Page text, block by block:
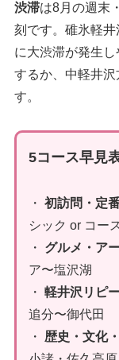
渋滞は8月の週末
刻です。碓氷軽
に大渋滞が発生
するか、中軽井
す。
5コース早見
・ 初訪問・定
シック or コー
・ グルメ・ア
ア〜塩沢湖
・ 軽井沢リピ
追分〜御代田
・ 歴史・文化